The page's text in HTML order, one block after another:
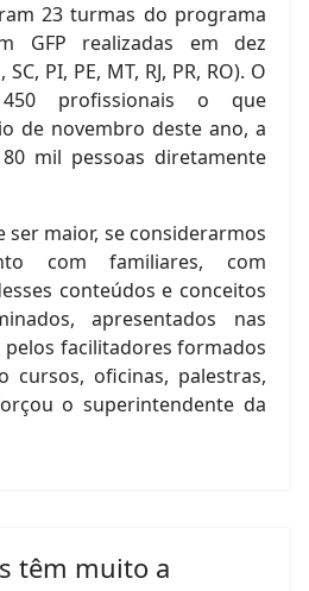
23 turmas do programa
GFP realizadas em dez
PI, PE, MT, RJ, PR, RO). O
profissionais o que
de novembro deste ano, a
mil pessoas diretamente
ser maior, se considerarmos
com familiares, com
conteúdos e conceitos
apresentados nas
facilitadores formados
cursos, oficinas, palestras,
o superintendente da
têm muito a